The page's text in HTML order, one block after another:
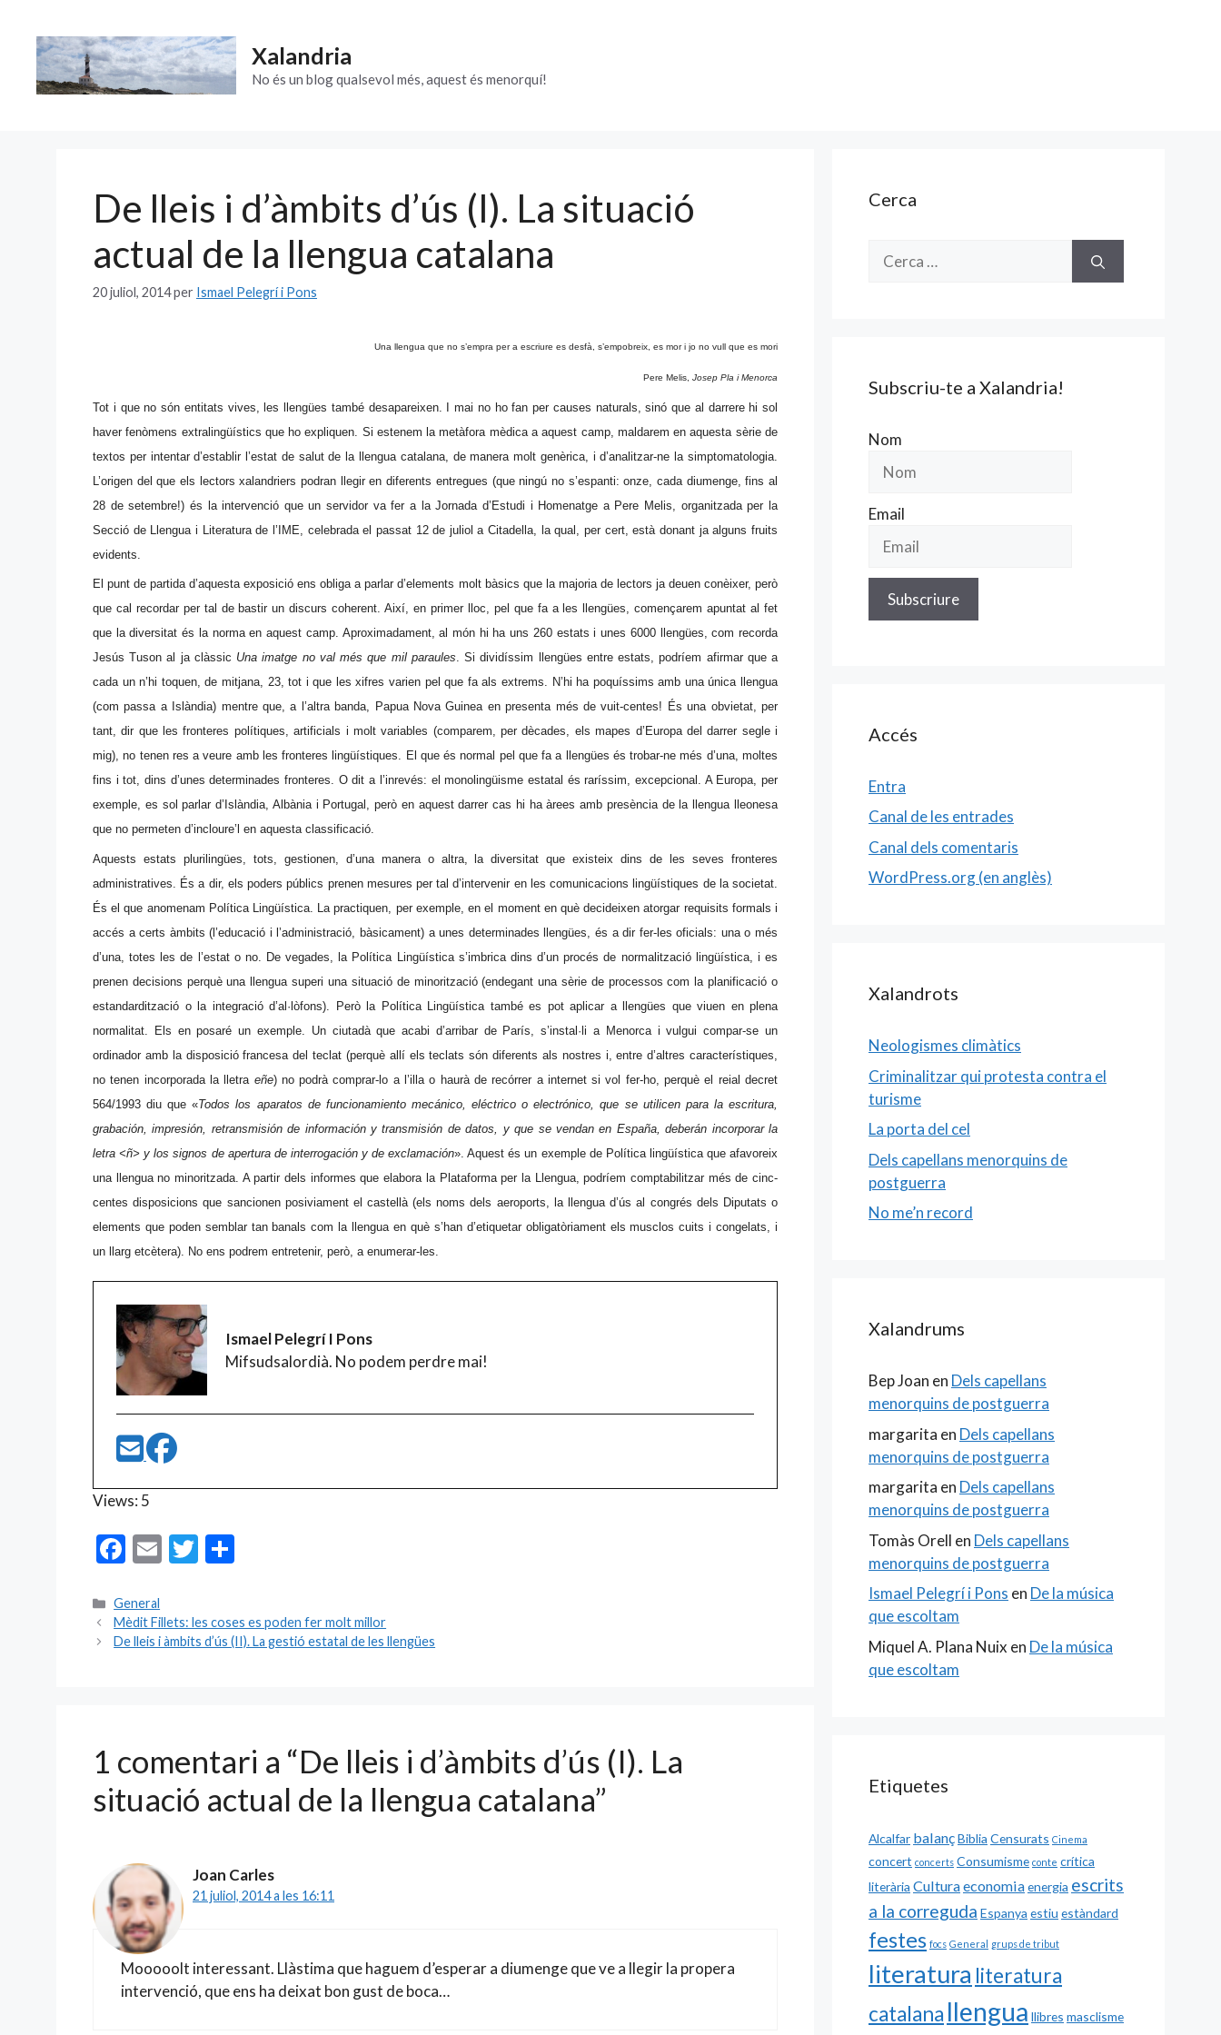
contingut
Xalandria
No és un blog qualsevol més, aquest és menorquí!
De lleis i d’àmbits d’ús (I). La situació
actual de la llengua catalana
20 juliol, 2014per Ismael Pelegrí i Pons
Una llengua que no s’empra per a escriure es desfà, s’empobreix, es mor i jo no vull que es mori
Pere Melis, Josep Pla i Menorca
Tot i que no són entitats vives, les llengües també desapareixen. I mai no ho fan per causes naturals, sinó que al darrere hi sol
haver fenòmens extralingüístics que ho expliquen. Si estenem la metàfora mèdica a aquest camp, maldarem en aquesta sèrie de
textos per intentar d’establir l’estat de salut de la llengua catalana, de manera molt genèrica, i d’analitzar-ne la simptomatologia.
L’origen del que els lectors xalandriers podran llegir en diferents entregues (que ningú no s’espanti: onze, cada diumenge, fins al
28 de setembre!) és la intervenció que un servidor va fer a la Jornada d’Estudi i Homenatge a Pere Melis, organitzada per la
Secció de Llengua i Literatura de l’IME, celebrada el passat 12 de juliol a Citadella, la qual, per cert, està donant ja alguns fruits
evidents.
El punt de partida d’aquesta exposició ens obliga a parlar d’elements molt bàsics que la majoria de lectors ja deuen conèixer, però
que cal recordar per tal de bastir un discurs coherent. Així, en primer lloc, pel que fa a les llengües, començarem apuntat al fet
que la diversitat és la norma en aquest camp. Aproximadament, al món hi ha uns 260 estats i unes 6000 llengües, com recorda
Jesús Tuson al ja clàssic Una imatge no val més que mil paraules. Si dividíssim llengües entre estats, podríem afirmar que a
cada un n’hi toquen, de mitjana, 23, tot i que les xifres varien pel que fa als extrems. N’hi ha poquíssims amb una única llengua
(com passa a Islàndia) mentre que, a l’altra banda, Papua Nova Guinea en presenta més de vuit-centes! És una obvietat, per
tant, dir que les fronteres polítiques, artificials i molt variables (comparem, per dècades, els mapes d’Europa del darrer segle i
mig), no tenen res a veure amb les fronteres lingüístiques. El que és normal pel que fa a llengües és trobar-ne més d’una, moltes
fins i tot, dins d’unes determinades fronteres. O dit a l’inrevés: el monolingüisme estatal és raríssim, excepcional. A Europa, per
exemple, es sol parlar d’Islàndia, Albània i Portugal, però en aquest darrer cas hi ha àrees amb presència de la llengua lleonesa
que no permeten d’incloure’l en aquesta classificació.
Aquests estats plurilingües, tots, gestionen, d’una manera o altra, la diversitat que existeix dins de les seves fronteres
administratives. És a dir, els poders públics prenen mesures per tal d’intervenir en les comunicacions lingüístiques de la societat.
És el que anomenam Política Lingüística. La practiquen, per exemple, en el moment en què decideixen atorgar requisits formals i
accés a certs àmbits (l’educació i l’administració, bàsicament) a unes determinades llengües, és a dir fer-les oficials: una o més
d’una, totes les de l’estat o no. De vegades, la Política Lingüística s’imbrica dins d’un procés de normalització lingüística, i es
prenen decisions perquè una llengua superi una situació de minorització (endegant una sèrie de processos com la planificació o
estandardització o la integració d’al·lòfons). Però la Política Lingüística també es pot aplicar a llengües que viuen en plena
normalitat. Els en posaré un exemple. Un ciutadà que acabi d’arribar de París, s’instal·li a Menorca i vulgui compar-se un
ordinador amb la disposició francesa del teclat (perquè allí els teclats són diferents als nostres i, entre d’altres característiques,
no tenen incorporada la lletra eñe) no podrà comprar-lo a l’illa o haurà de recórrer a internet si vol fer-ho, perquè el reial decret
564/1993 diu que «Todos los aparatos de funcionamiento mecánico, eléctrico o electrónico, que se utilicen para la escritura,
grabación, impresión, retransmisión de información y transmisión de datos, y que se vendan en España, deberán incorporar la
letra <ñ> y los signos de apertura de interrogación y de exclamación». Aquest és un exemple de Política lingüística que afavoreix
una llengua no minoritzada. A partir dels informes que elabora la Plataforma per la Llengua, podríem comptabilitzar més de cinc-
centes disposicions que sancionen posiviament el castellà (els noms dels aeroports, la llengua d’ús al congrés dels Diputats o
elements que poden semblar tan banals com la llengua en què s’han d’etiquetar obligatòriament els musclos cuits i congelats, i
un llarg etcètera). No ens podrem entretenir, però, a enumerar-les.
Ismael Pelegrí I Pons
Mifsudsalordià. No podem perdre mai!
Views: 5
F
e
b
E
l
T
er p
Categories
General
Mèdit Fillets: les coses es poden fer molt millor
De lleis i àmbits d’ús (II). La gestió estatal de les llengües
1 comentari a “De lleis i d’àmbits d’ús (I). La
situació actual de la llengua catalana”
Joan Carles
21 juliol, 2014 a les 16:11
Mooooolt interessant. Llàstima que haguem d’esperar a diumenge que ve a llegir la propera
intervenció, que ens ha deixat bon gust de boca…
Cerca
Subscriu-te a Xalandria!
Nom
Email
Accés
Entra
Canal de les entrades
Canal dels comentaris
WordPress.org (en anglès)
Xalandrots
Neologismes climàtics
Criminalitzar qui protesta contra el
turisme
La porta del cel
Dels capellans menorquins de
postguerra
No me’n record
Xalandrums
Bep Joan en Dels capellans
menorquins de postguerra
margarita en Dels capellans
menorquins de postguerra
margarita en Dels capellans
menorquins de postguerra
Tomàs Orell en Dels capellans
menorquins de postguerra
Ismael Pelegrí i Pons en De la música
que escoltam
Miquel A. Plana Nuix en De la música
que escoltam
Etiquetes
Alcalfar balançBiblia Censurats Cinema
concert concerts Consumisme conte crítica
literària Culturaeconomiaenergia escrits
a la correguda Espanya estiu estàndard
festes focs General grups de tribut
literatura literatura
catalana llengua llibres masclisme